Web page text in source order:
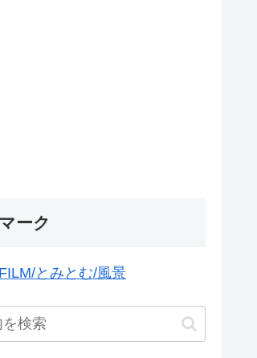
ーク
とみとむ/風景